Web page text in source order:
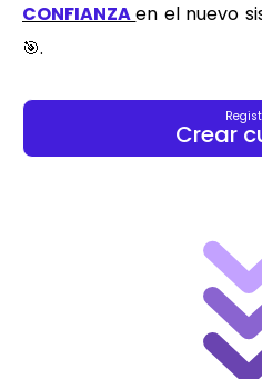
CONFIANZAen el nuevo
🎯.
Crear